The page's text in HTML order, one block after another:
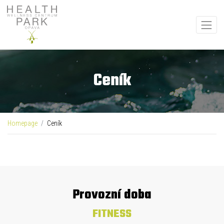
Ceník
Homepage Ceník
Provozní doba
FITNESS